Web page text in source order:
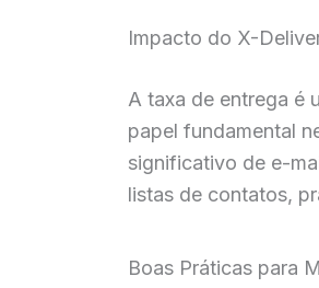
Impacto do X-
A taxa de entrega é
papel fundamental
significativo de e-
listas de contatos,
Boas Práticas para